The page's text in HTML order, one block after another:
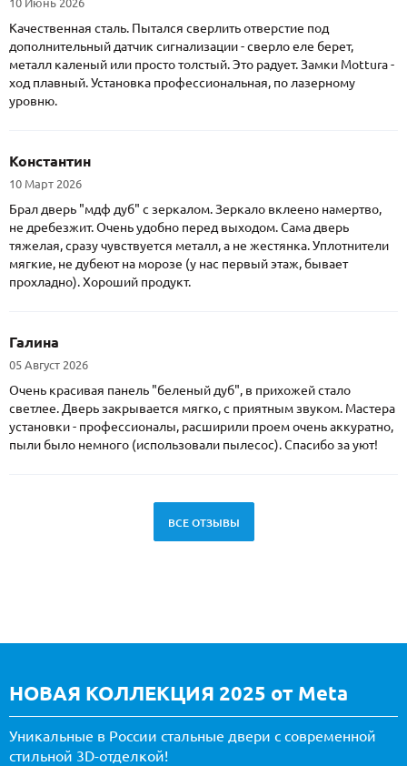
10 Июнь 2026
Качественная сталь. Пытался сверлить отверстие под
дополнительный датчик сигнализации - сверло еле берет,
металл каленый или просто толстый. Это радует. Замки Mottura -
ход плавный. Установка профессиональная, по лазерному
уровню.
Константин
10 Март 2026
Брал дверь "мдф дуб" с зеркалом. Зеркало вклеено намертво,
не дребезжит. Очень удобно перед выходом. Сама дверь
тяжелая, сразу чувствуется металл, а не жестянка. Уплотнители
мягкие, не дубеют на морозе (у нас первый этаж, бывает
прохладно). Хороший продукт.
Галина
05 Август 2026
Очень красивая панель "беленый дуб", в прихожей стало
светлее. Дверь закрывается мягко, с приятным звуком. Мастера
установки - профессионалы, расширили проем очень аккуратно,
пыли было немного (использовали пылесос). Спасибо за уют!
ВСЕ ОТЗЫВЫ
НОВАЯ КОЛЛЕКЦИЯ 2025 от Meta
Уникальные в России стальные двери с современной
стильной 3D-отделкой!